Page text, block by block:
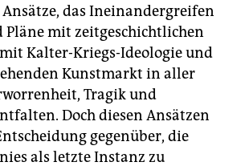
das Ineinandergreifen
Pläne mit zeitgeschichtlichen
Kalter-Kriegs-Ideologie und
Kunstmarkt in aller
Tragik und
Doch diesen Ansätzen
gegenüber, die
als letzte Instanz zu